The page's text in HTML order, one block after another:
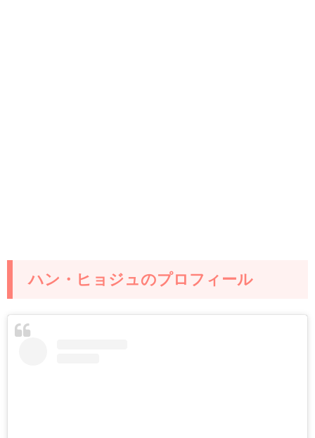
ハン・ヒョジュのプロフィール